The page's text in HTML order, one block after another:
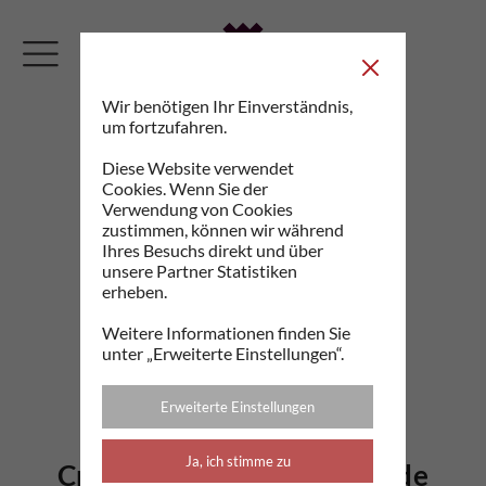
Croccantino mit Schokolade
Wir benötigen Ihr Einverständnis,
um fortzufahren.
Diese Website verwendet
Cookies. Wenn Sie der
Verwendung von Cookies
zustimmen, können wir während
Ihres Besuchs direkt und über
unsere Partner Statistiken
erheben.
Weitere Informationen finden Sie
unter „Erweiterte Einstellungen“.
Erweiterte Einstellungen
Ja, ich stimme zu